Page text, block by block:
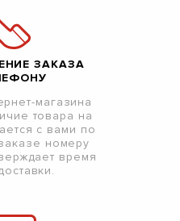
ЗАКАЗА
магазина
товара на
с вами по
номеру
время